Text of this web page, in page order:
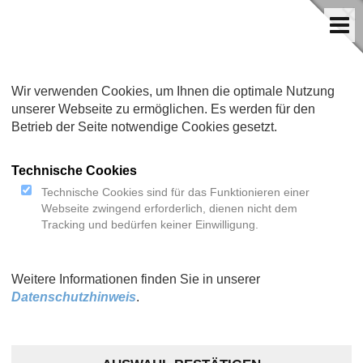
Wir verwenden Cookies, um Ihnen die optimale Nutzung
unserer Webseite zu ermöglichen. Es werden für den
Betrieb der Seite notwendige Cookies gesetzt.
Technische Cookies
Technische Cookies sind für das Funktionieren einer
Webseite zwingend erforderlich, dienen nicht dem
Tracking und bedürfen keiner Einwilligung.
Weitere Informationen finden Sie in unserer
Datenschutzhinweis.